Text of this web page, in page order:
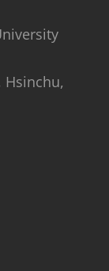
Hsinchu,